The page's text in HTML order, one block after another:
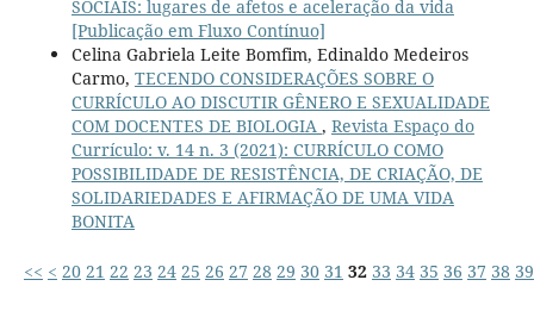
SOCIAIS: lugares de afetos e aceleração da vida
[Publicação em Fluxo Contínuo]
Celina Gabriela Leite Bomfim, Edinaldo Medeiros
Carmo, TECENDO CONSIDERAÇÕES SOBRE O
CURRÍCULO AO DISCUTIR GÊNERO E SEXUALIDADE
COM DOCENTES DE BIOLOGIA , Revista Espaço do
Currículo: v. 14 n. 3 (2021): CURRÍCULO COMO
POSSIBILIDADE DE RESISTÊNCIA, DE CRIAÇÃO, DE
SOLIDARIEDADES E AFIRMAÇÃO DE UMA VIDA
BONITA
<< < 20 21 22 23 24 25 26 27 28 29 30 31 32 33 34 35 36 37 38 39